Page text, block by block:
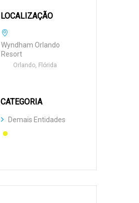
LOCALIZAÇÃO
Wyndham Orlando
Resort
Orlando, Flórida
CATEGORIA
Demais Entidades